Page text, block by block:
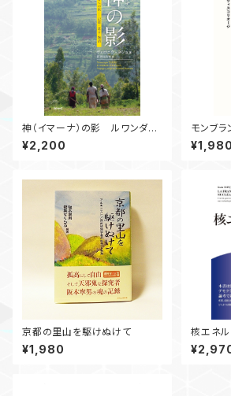
神（イマーナ）の影 ルワンダへ
の旅―記憶・証言・物語
¥2,200
モンブラ
¥1,980
京都の里山を駆けぬけて
¥1,980
核エネ
治」の視